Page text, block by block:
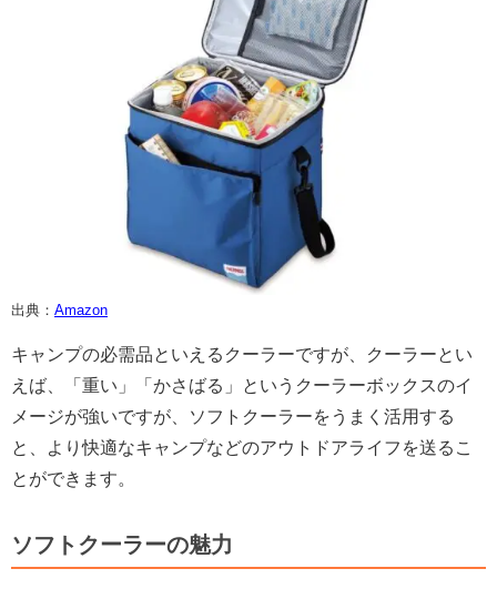
出典： Amazon
キャンプの必需品といえるクーラーですが、クーラーとい
えば、「重い」「かさばる」というクーラーボックスのイ
メージが強いですが、ソフトクーラーをうまく活用する
と、より快適なキャンプなどのアウトドアライフを送るこ
とができます。
ソフトクーラーの魅力